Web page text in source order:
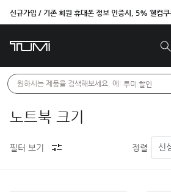
신규가입 / 기존 회원 휴대폰 정보 인증시, 5% 웰컴
원하시는 제품을 검색해보세요. 예: 투미 할인
노트북 크기
필터 보기 정렬